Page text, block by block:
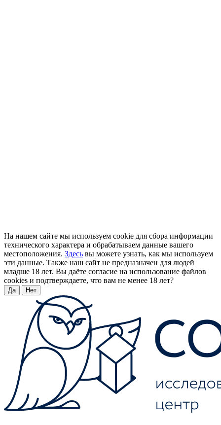
На нашем сайте мы используем cookie для сбора информации
технического характера и обрабатываем данные вашего
местоположения. Здесь вы можете узнать, как мы используем
эти данные. Также наш сайт не предназначен для людей
младше 18 лет. Вы даёте согласие на использование файлов
cookies и подтверждаете, что вам не менее 18 лет?
Да Нет